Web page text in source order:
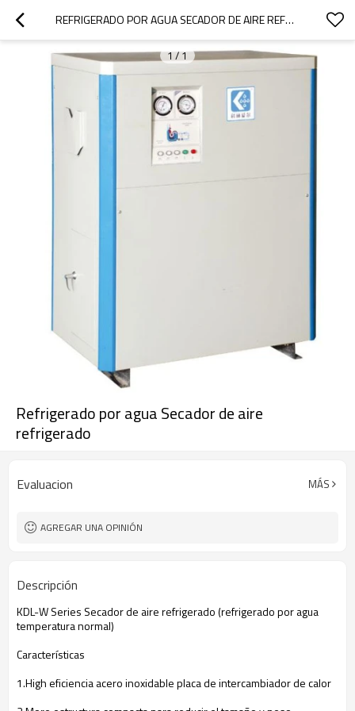
REFRIGERADO POR AGUA SECADOR DE AIRE REFRIGERADO
1/1
Refrigerado por agua Secador de aire
refrigerado
Evaluacion MÁS
AGREGAR UNA OPINIÓN
Descripción
KDL-WSeries Secador de aire refrigerado(refrigerado por agua
temperaturanormal)
Características
1.Higheficienciaaceroinoxidableplacade intercambiador de calor